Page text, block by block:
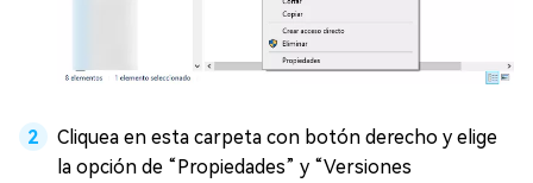
Cliquea en esta carpeta con botón derecho y elige
la opción de “Propiedades” y “Versiones